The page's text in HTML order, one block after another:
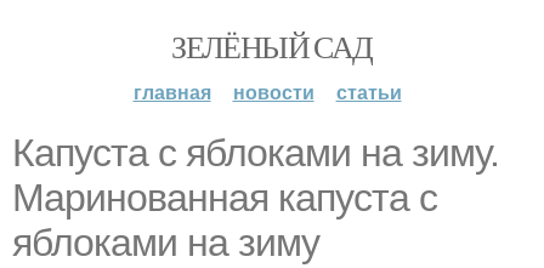
ЗЕЛЁНЫЙ САД
главная новости статьи
Капуста с яблоками на зиму.
Маринованная капуста с
яблоками на зиму